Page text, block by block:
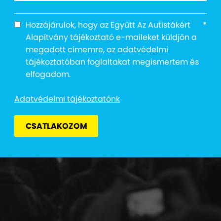
a
Hozzájárulok, hogy az Együtt Az Autistákért
Alapítvány tájékoztató e-maileket küldjön a
megadott címemre, az adatvédelmi
tájékoztatóban foglaltakat megismertem és
elfogadom.
*
Adatvédelmi tájékoztatónk
CSATLAKOZOM